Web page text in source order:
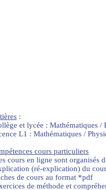
:
et lycée : Mathématiques
L1 : Mathématiques /
cours particuliers
cours en ligne sont organisés
(ré-explication) du
de cours au format *pdf
de méthode et